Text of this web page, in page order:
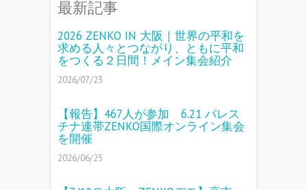
最新記事
2026 ZENKO IN 大阪｜世界の平和を
求める人々とつながり、ともに平和
をつくる２日間！メイン集会紹介
2026/07/23
【報告】467人が参加 6.21 パレス
チナ連帯ZENKO国際オンライン集会
を開催
2026/06/25